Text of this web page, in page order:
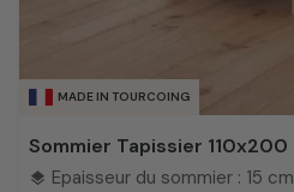
MADE IN TOURCOING
Sommier Tapissier 110x200
layers Epaisseur du sommier : 15 cm